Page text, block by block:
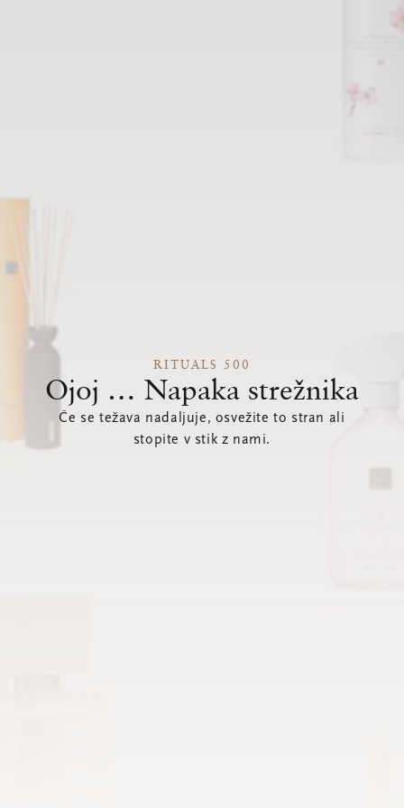
RITUALS 500
Ojoj … Napaka strežnika
Če se težava nadaljuje, osvežite to stran ali
stopite v stik z nami.